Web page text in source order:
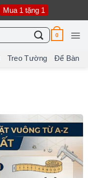
Mua 1 tặng 1
0
Treo Tường Để Bàn